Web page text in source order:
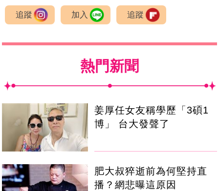
追蹤 加入 追蹤
熱門新聞
姜厚任女友稱學歷「3碩1
博」 台大發聲了
肥大叔猝逝前為何堅持直
播？網悲曝這原因